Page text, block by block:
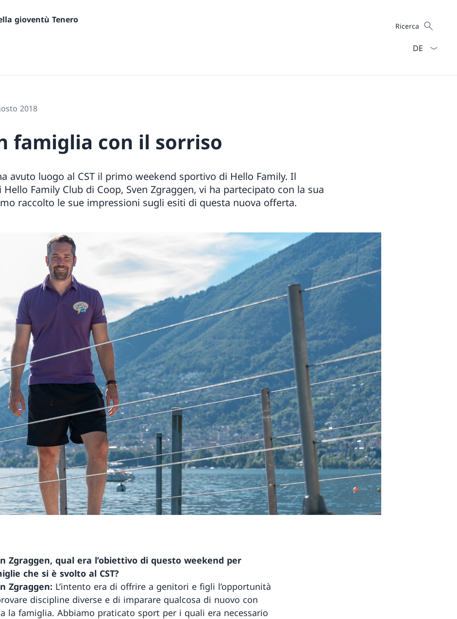
gioventù Tenero Cercare
Ricerca
2018
famiglia con il sorriso
avuto luogo al CST il primo weekend sportivo di Hello Family. Il
Family Club di Coop, Sven Zgraggen, vi ha partecipato con la sua
raccolto le sue impressioni sugli esiti di questa nuova offerta.
Zgraggen, qual era l’obiettivo di questo weekend per
che si è svolto al CST?
Zgraggen: L’intento era di offrire a genitori e figli l’opportunità
discipline diverse e di imparare qualcosa di nuovo con
la famiglia. Abbiamo praticato sport per i quali era necessario